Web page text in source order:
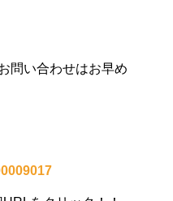
問い合わせはお早め